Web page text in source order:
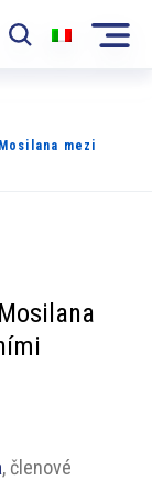
mezi
, členové